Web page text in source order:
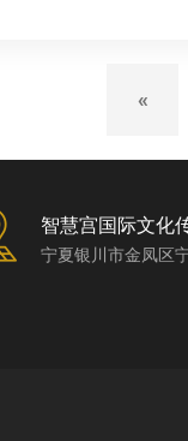
«
智慧宫国际文化
宁夏银川市金凤区